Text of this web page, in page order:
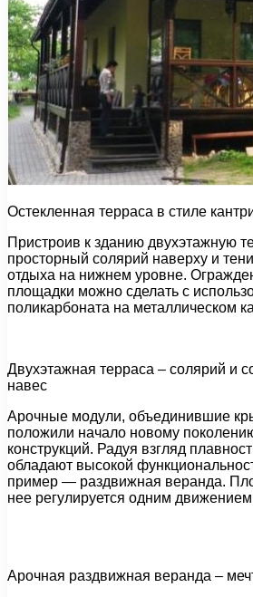
Остекленная терраса в стиле
Пристроив к зданию двухэтажную
просторный солярий наверху и
отдыха на нижнем уровне.
площадки можно сделать с
поликарбоната на металлическом
Двухэтажная терраса – солярий и
навес
Арочные модули, объединившие
положили начало новому
конструкций. Радуя взгляд
обладают высокой
пример — раздвижная веранда.
нее регулируется одним движением
Арочная раздвижная веранда –